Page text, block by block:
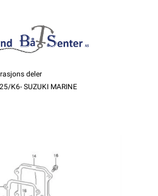
deler
K6- SUZUKI MARINE